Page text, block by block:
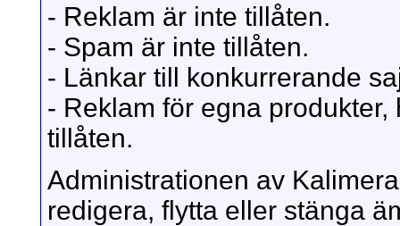
- Reklam är inte tillåten.
- Spam är inte tillåten.
- Länkar till konkurrerande
- Reklam för egna
tillåten.
Administrationen av
redigera, flytta eller stänga